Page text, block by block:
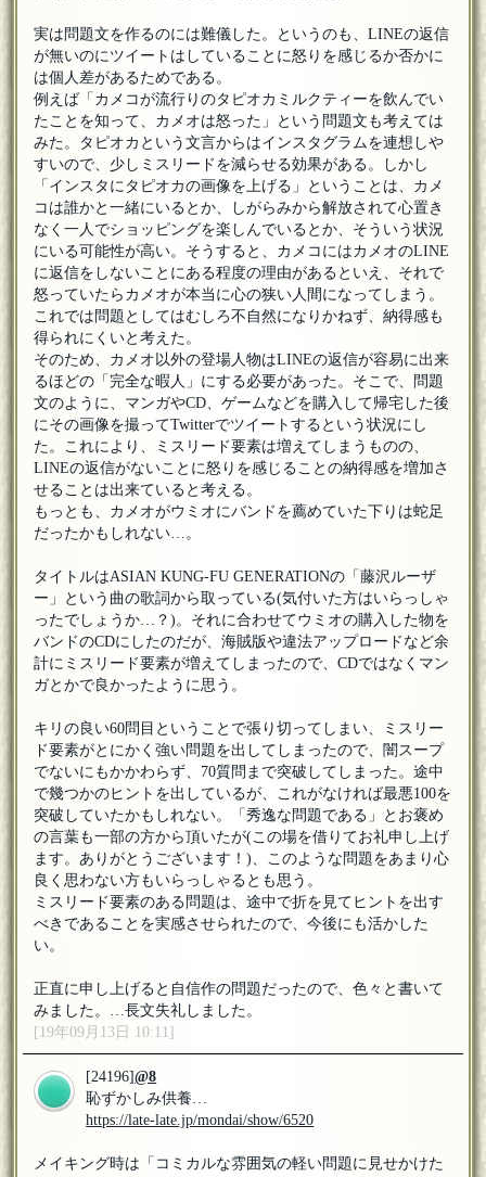
実は問題文を作るのには難儀した。というのも、LINEの返信
が無いのにツイートはしていることに怒りを感じるか否かに
は個人差があるためである。
例えば「カメコが流行りのタピオカミルクティーを飲んでい
たことを知って、カメオは怒った」という問題文も考えては
みた。タピオカという文言からはインスタグラムを連想しや
すいので、少しミスリードを減らせる効果がある。しかし
「インスタにタピオカの画像を上げる」ということは、カメ
コは誰かと一緒にいるとか、しがらみから解放されて心置き
なく一人でショッピングを楽しんでいるとか、そういう状況
にいる可能性が高い。そうすると、カメコにはカメオのLINE
に返信をしないことにある程度の理由があるといえ、それで
怒っていたらカメオが本当に心の狭い人間になってしまう。
これでは問題としてはむしろ不自然になりかねず、納得感も
得られにくいと考えた。
そのため、カメオ以外の登場人物はLINEの返信が容易に出来
るほどの「完全な暇人」にする必要があった。そこで、問題
文のように、マンガやCD、ゲームなどを購入して帰宅した後
にその画像を撮ってTwitterでツイートするという状況にし
た。これにより、ミスリード要素は増えてしまうものの、
LINEの返信がないことに怒りを感じることの納得感を増加さ
せることは出来ていると考える。
もっとも、カメオがウミオにバンドを薦めていた下りは蛇足
だったかもしれない…。
タイトルはASIAN KUNG-FU GENERATIONの「藤沢ルーザ
ー」という曲の歌詞から取っている(気付いた方はいらっしゃ
ったでしょうか…？)。それに合わせてウミオの購入した物を
バンドのCDにしたのだが、海賊版や違法アップロードなど余
計にミスリード要素が増えてしまったので、CDではなくマン
ガとかで良かったように思う。
キリの良い60問目ということで張り切ってしまい、ミスリー
ド要素がとにかく強い問題を出してしまったので、闇スープ
でないにもかかわらず、70質問まで突破してしまった。途中
で幾つかのヒントを出しているが、これがなければ最悪100を
突破していたかもしれない。「秀逸な問題である」とお褒め
の言葉も一部の方から頂いたが(この場を借りてお礼申し上げ
ます。ありがとうございます！)、このような問題をあまり心
良く思わない方もいらっしゃるとも思う。
ミスリード要素のある問題は、途中で折を見てヒントを出す
べきであることを実感させられたので、今後にも活かした
い。
正直に申し上げると自信作の問題だったので、色々と書いて
みました。…長文失礼しました。
[19年09月13日 10:11]
[24196]@8
恥ずかしみ供養…
https://late-late.jp/mondai/show/6520
メイキング時は「コミカルな雰囲気の軽い問題に見せかけた